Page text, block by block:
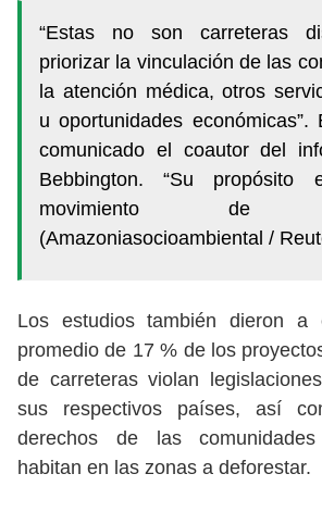
“Estas no son carreteras
priorizar la vinculación de las
la atención médica, otros
u oportunidades económicas”.
comunicado el coautor del
Bebbington. “Su propósito
movimiento de
(Amazoniasocioambiental /
Los estudios también dieron a
promedio de 17 % de los
de carreteras violan
sus respectivos países, así
derechos de las
habitan en las zonas a deforestar.